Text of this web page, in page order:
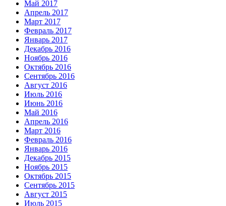
Май 2017
Апрель 2017
Март 2017
Февраль 2017
Январь 2017
Декабрь 2016
Ноябрь 2016
Октябрь 2016
Сентябрь 2016
Август 2016
Июль 2016
Июнь 2016
Май 2016
Апрель 2016
Март 2016
Февраль 2016
Январь 2016
Декабрь 2015
Ноябрь 2015
Октябрь 2015
Сентябрь 2015
Август 2015
Июль 2015